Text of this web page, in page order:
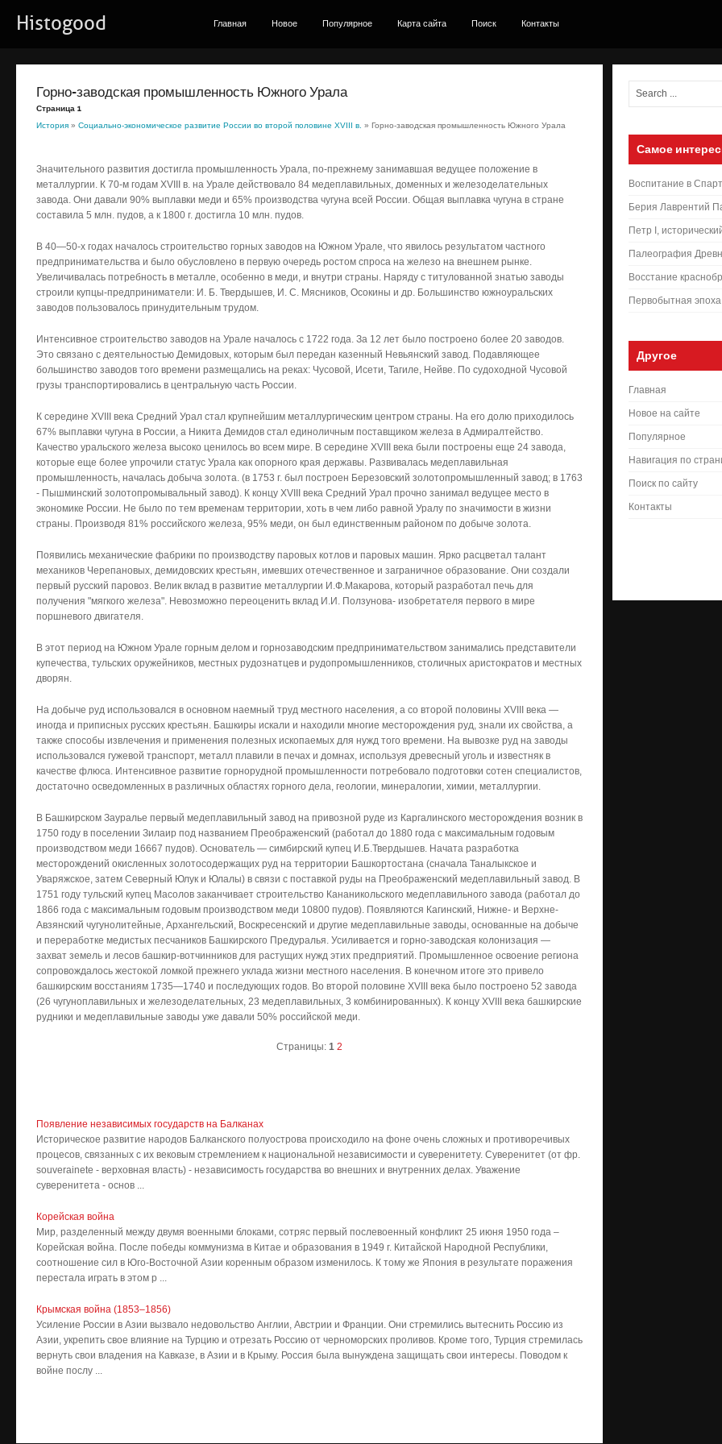
Histogood Главная Новое Популярное Карта сайта Поиск Контакты
Горно-заводская промышленность Южного Урала
Страница 1
История » Социально-экономическое развитие России во второй половине XVIII в. » Горно-заводская промышленность Южного Урала
Значительного развития достигла промышленность Урала, по-прежнему занимавшая ведущее положение в
металлургии. К 70-м годам XVIII в. на Урале действовало 84 медеплавильных, доменных и железоделательных
завода. Они давали 90% выплавки меди и 65% производства чугуна всей России. Общая выплавка чугуна в стране
составила 5 млн. пудов, а к 1800 г. достигла 10 млн. пудов.
В 40—50-х годах началось строительство горных заводов на Южном Урале, что явилось результатом частного
предпринимательства и было обусловлено в первую очередь ростом спроса на железо на внешнем рынке.
Увеличивалась потребность в металле, особенно в меди, и внутри страны. Наряду с титулованной знатью заводы
строили купцы-предприниматели: И. Б. Твердышев, И. С. Мясников, Осокины и др. Большинство южноуральских
заводов пользовалось принудительным трудом.
Интенсивное строительство заводов на Урале началось с 1722 года. За 12 лет было построено более 20 заводов.
Это связано с деятельностью Демидовых, которым был передан казенный Невьянский завод. Подавляющее
большинство заводов того времени размещались на реках: Чусовой, Исети, Тагиле, Нейве. По судоходной Чусовой
грузы транспортировались в центральную часть России.
К середине XVIII века Средний Урал стал крупнейшим металлургическим центром страны. На его долю приходилось
67% выплавки чугуна в России, а Никита Демидов стал единоличным поставщиком железа в Адмиралтейство.
Качество уральского железа высоко ценилось во всем мире. В середине XVIII века были построены еще 24 завода,
которые еще более упрочили статус Урала как опорного края державы. Развивалась медеплавильная
промышленность, началась добыча золота. (в 1753 г. был построен Березовский золотопромышленный завод; в 1763
- Пышминский золотопромывальный завод). К концу XVIII века Средний Урал прочно занимал ведущее место в
экономике России. Не было по тем временам территории, хоть в чем либо равной Уралу по значимости в жизни
страны. Производя 81% российского железа, 95% меди, он был единственным районом по добыче золота.
Появились механические фабрики по производству паровых котлов и паровых машин. Ярко расцветал талант
механиков Черепановых, демидовских крестьян, имевших отечественное и заграничное образование. Они создали
первый русский паровоз. Велик вклад в развитие металлургии И.Ф.Макарова, который разработал печь для
получения "мягкого железа". Невозможно переоценить вклад И.И. Ползунова- изобретателя первого в мире
поршневого двигателя.
В этот период на Южном Урале горным делом и горнозаводским предпринимательством занимались представители
купечества, тульских оружейников, местных рудознатцев и рудопромышленников, столичных аристократов и местных
дворян.
На добыче руд использовался в основном наемный труд местного населения, а со второй половины XVIII века —
иногда и приписных русских крестьян. Башкиры искали и находили многие месторождения руд, знали их свойства, а
также способы извлечения и применения полезных ископаемых для нужд того времени. На вывозке руд на заводы
использовался гужевой транспорт, металл плавили в печах и домнах, используя древесный уголь и известняк в
качестве флюса. Интенсивное развитие горнорудной промышленности потребовало подготовки сотен специалистов,
достаточно осведомленных в различных областях горного дела, геологии, минералогии, химии, металлургии.
В Башкирском Зауралье первый медеплавильный завод на привозной руде из Каргалинского месторождения возник в
1750 году в поселении Зилаир под названием Преображенский (работал до 1880 года с максимальным годовым
производством меди 16667 пудов). Основатель — симбирский купец И.Б.Твердышев. Начата разработка
месторождений окисленных золотосодержащих руд на территории Башкортостана (сначала Таналыкское и
Уваряжское, затем Северный Юлук и Юлалы) в связи с поставкой руды на Преображенский медеплавильный завод. В
1751 году тульский купец Масолов заканчивает строительство Кананикольского медеплавильного завода (работал до
1866 года с максимальным годовым производством меди 10800 пудов). Появляются Кагинский, Нижне- и Верхне-
Авзянский чугунолитейные, Архангельский, Воскресенский и другие медеплавильные заводы, основанные на добыче
и переработке медистых песчаников Башкирского Предуралья. Усиливается и горно-заводская колонизация —
захват земель и лесов башкир-вотчинников для растущих нужд этих предприятий. Промышленное освоение региона
сопровождалось жестокой ломкой прежнего уклада жизни местного населения. В конечном итоге это привело
башкирским восстаниям 1735—1740 и последующих годов. Во второй половине XVIII века было построено 52 завода
(26 чугуноплавильных и железоделательных, 23 медеплавильных, 3 комбинированных). К концу XVIII века башкирские
рудники и медеплавильные заводы уже давали 50% российской меди.
Страницы: 1 2
Появление независимых государств на Балканах
Историческое развитие народов Балканского полуострова происходило на фоне очень сложных и противоречивых
процесов, связанных с их вековым стремлением к национальной независимости и суверенитету. Суверенитет (от фр.
souverainete - верховная власть) - независимость государства во внешних и внутренних делах. Уважение
суверенитета - основ ...
Корейская война
Мир, разделенный между двумя военными блоками, сотряс первый послевоенный конфликт 25 июня 1950 года –
Корейская война. После победы коммунизма в Китае и образования в 1949 г. Китайской Народной Республики,
соотношение сил в Юго-Восточной Азии коренным образом изменилось. К тому же Япония в результате поражения
перестала играть в этом р ...
Крымская война (1853–1856)
Усиление России в Азии вызвало недовольство Англии, Австрии и Франции. Они стремились вытеснить Россию из
Азии, укрепить свое влияние на Турцию и отрезать Россию от черноморских проливов. Кроме того, Турция стремилась
вернуть свои владения на Кавказе, в Азии и в Крыму. Россия была вынуждена защищать свои интересы. Поводом к
войне послу ...
Самое
Воспитание в
Берия Лаврентий
Петр I,
Палеография
Восстание
Первобытная
Другое
Главная
Новое на сайте
Популярное
Навигация по
Поиск по сайту
Контакты